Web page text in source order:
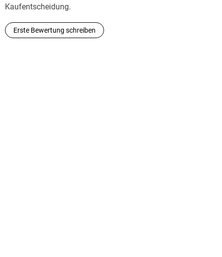
Kaufentscheidung.
Erste Bewertung schreiben